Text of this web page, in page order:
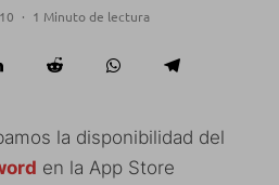
· 1 Minuto de lectura
la disponibilidad del
en la App Store